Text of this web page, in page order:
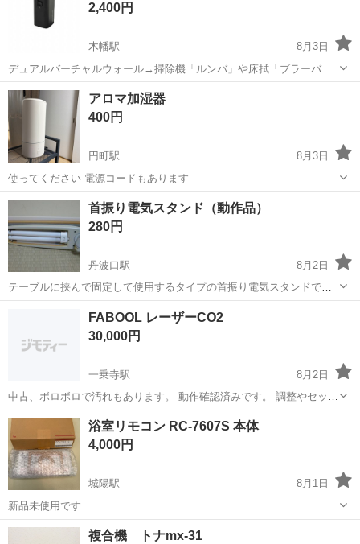
2,400円
木幡駅
8月3日
デュアルバーチャルウォール→掃除機「ルンバ」や床拭「ブラーバ」
ための赤外線アクセサリー。見えない壁を作って侵入してほしくない
場所を ブロックします。 掃除機を買い替えたため、売りに出します。
動作問題ないです。 ...
京都 宇治市 木幡駅 その他
アロマ加湿器
400円
円町駅
8月3日
使ってください 電源コードもあります
京都 京都市 円町駅 その他 コード
首振り電気スタンド（動作品）
280円
丹波口駅
8月2日
テーブルに挟んで固定して使用するタイプの首振り電気スタンドで
す。 蛍光灯タイプですが、チラつきもなくかなり明るく照らしてくれ
ます。 明るさ調整機能は付いておりません。 よろしくお願いいたしま
その他
FABOOL レーザーCO2
30,000円
一乗寺駅
8月2日
中古、ボロボロで汚れもあります。 動作確認済みです。 調整やセッテ
ィングが必要です。ご了承ください。 本体、吸煙機、冷却器、コード
類のセットです。
京都 京都市 一乗寺駅 CO2
浴室リモコン RC-7607S 本体
4,000円
城陽駅
8月1日
新品未使用です
京都 城陽市 城陽駅 その他
複合機 トナmx-31